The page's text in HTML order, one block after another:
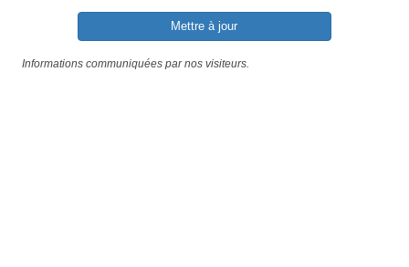
Mettre à jour
Informations communiquées par nos visiteurs.